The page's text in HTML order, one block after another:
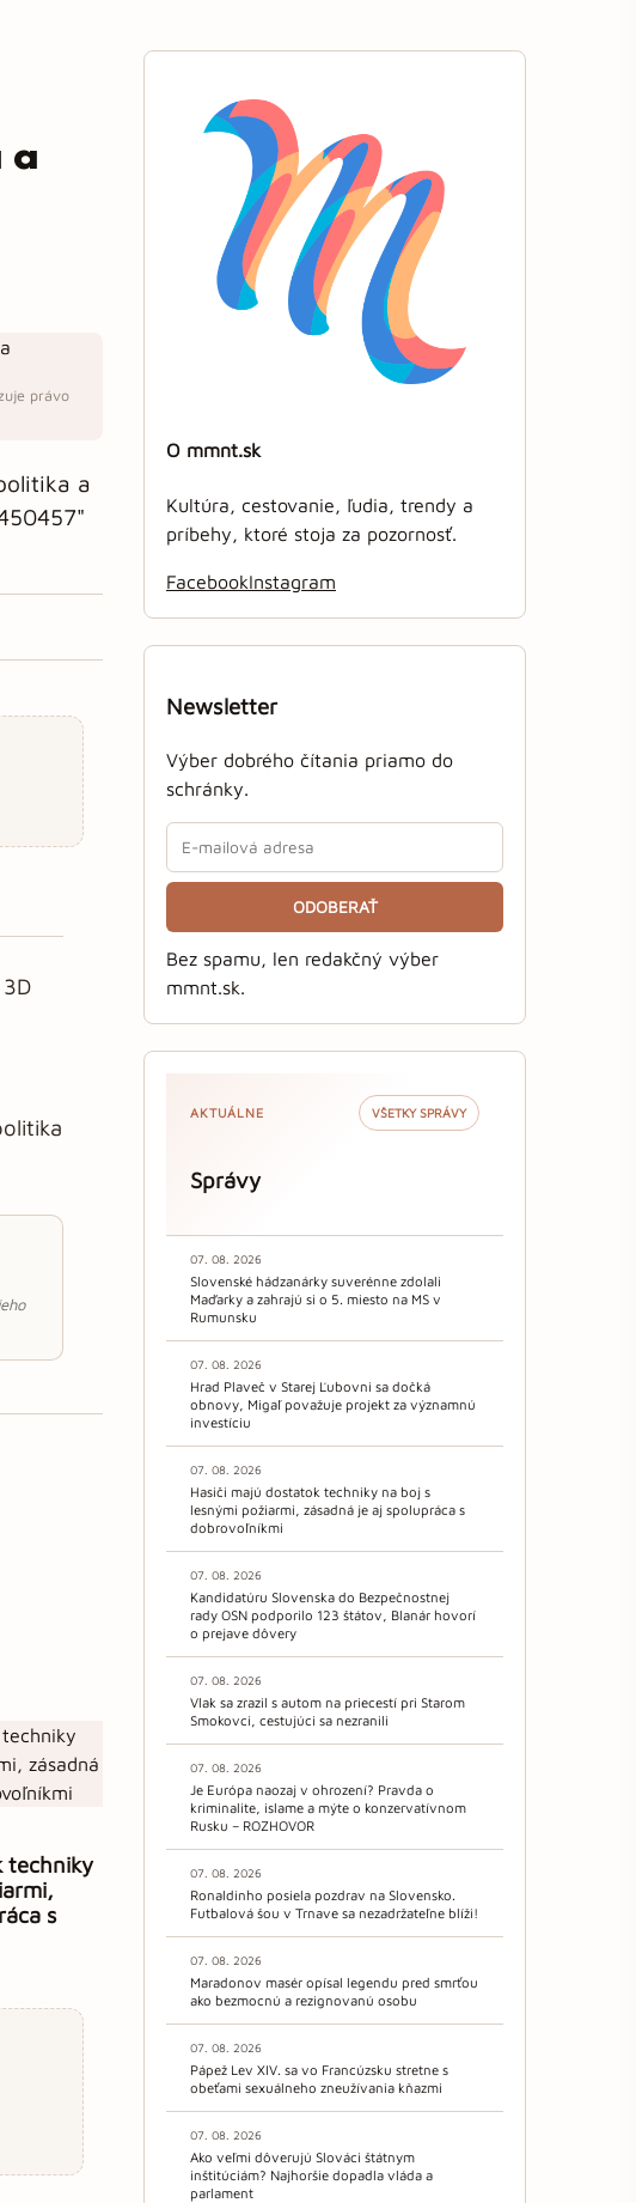
a
právo
a
techniky
s
O mmnt.sk
Kultúra, cestovanie, ľudia, trendy a
príbehy, ktoré stoja za pozornosť.
FacebookInstagram
Newsletter
Výber dobrého čítania priamo do
schránky.
ODOBERAŤ
Bez spamu, len redakčný výber
mmnt.sk.
AKTUÁLNE VŠETKY SPRÁVY
Správy
07. 08. 2026
Slovenské hádzanárky suverénne zdolali
Maďarky a zahrajú si o 5. miesto na MS v
Rumunsku
07. 08. 2026
Hrad Plaveč v Starej Ľubovni sa dočká
obnovy, Migaľ považuje projekt za významnú
investíciu
07. 08. 2026
Hasiči majú dostatok techniky na boj s
lesnými požiarmi, zásadná je aj spolupráca s
dobrovoľníkmi
07. 08. 2026
Kandidatúru Slovenska do Bezpečnostnej
rady OSN podporilo 123 štátov, Blanár hovorí
o prejave dôvery
07. 08. 2026
Vlak sa zrazil s autom na priecestí pri Starom
Smokovci, cestujúci sa nezranili
07. 08. 2026
Je Európa naozaj v ohrození? Pravda o
kriminalite, islame a mýte o konzervatívnom
Rusku – ROZHOVOR
07. 08. 2026
Ronaldinho posiela pozdrav na Slovensko.
Futbalová šou v Trnave sa nezadržateľne blíži!
07. 08. 2026
Maradonov masér opísal legendu pred smrťou
ako bezmocnú a rezignovanú osobu
07. 08. 2026
Pápež Lev XIV. sa vo Francúzsku stretne s
obeťami sexuálneho zneužívania kňazmi
07. 08. 2026
Ako veľmi dôverujú Slováci štátnym
inštitúciám? Najhoršie dopadla vláda a
parlament